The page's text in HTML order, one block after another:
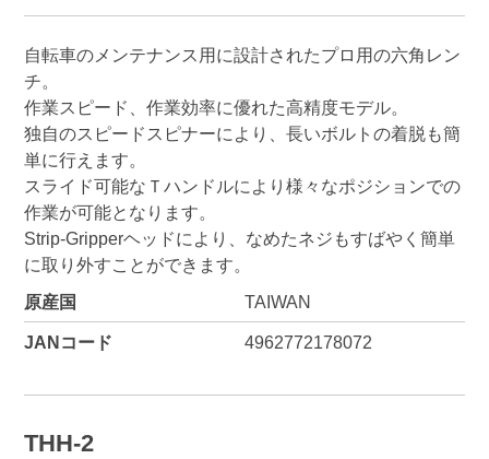
自転車のメンテナンス用に設計されたプロ用の六角レン
チ。
作業スピード、作業効率に優れた高精度モデル。
独自のスピードスピナーにより、長いボルトの着脱も簡
単に行えます。
スライド可能なＴハンドルにより様々なポジションでの
作業が可能となります。
Strip-Gripperヘッドにより、なめたネジもすばやく簡単
に取り外すことができます。
原産国
TAIWAN
JANコード 4962772178072
THH-2